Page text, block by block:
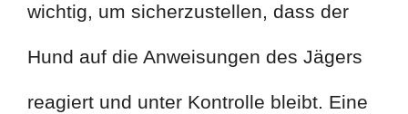
wichtig, um sicherzustellen, dass der
Hund auf die Anweisungen des Jägers
reagiert und unter Kontrolle bleibt. Eine